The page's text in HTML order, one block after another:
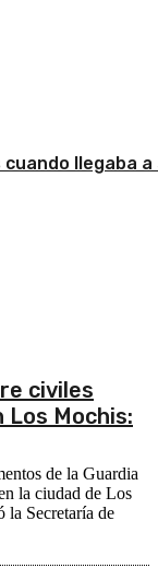
llegaba a
civiles
Los Mochis:
de la Guardia
la ciudad de Los
Secretaría de